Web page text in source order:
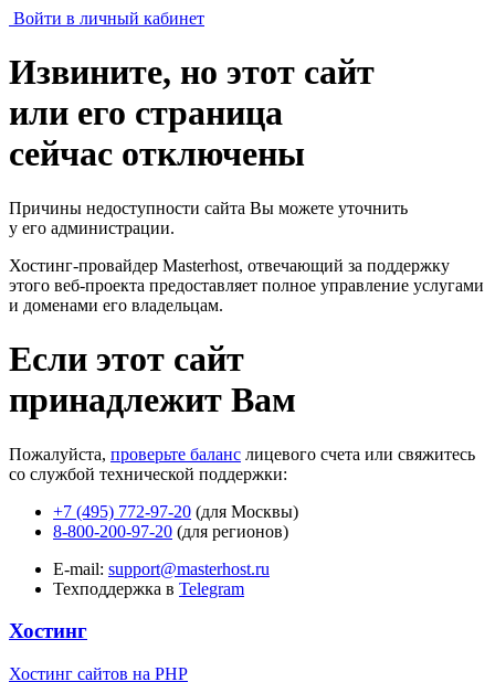
Войти в личный кабинет
Извините, но этот сайт
или его страница
сейчас отключены
Причины недоступности сайта Вы можете уточнить
у его администрации.
Хостинг-провайдер Masterhost, отвечающий за поддержку
этого веб-проекта предоставляет полное управление услугами
и доменами его владельцам.
Если этот сайт
принадлежит Вам
Пожалуйста, проверьте баланс лицевого счета или свяжитесь
со службой технической поддержки:
+7 (495) 772-97-20 (для Москвы)
8-800-200-97-20 (для регионов)
E-mail: support@masterhost.ru
Техподдержка в Telegram
Хостинг
Хостинг сайтов на PHP